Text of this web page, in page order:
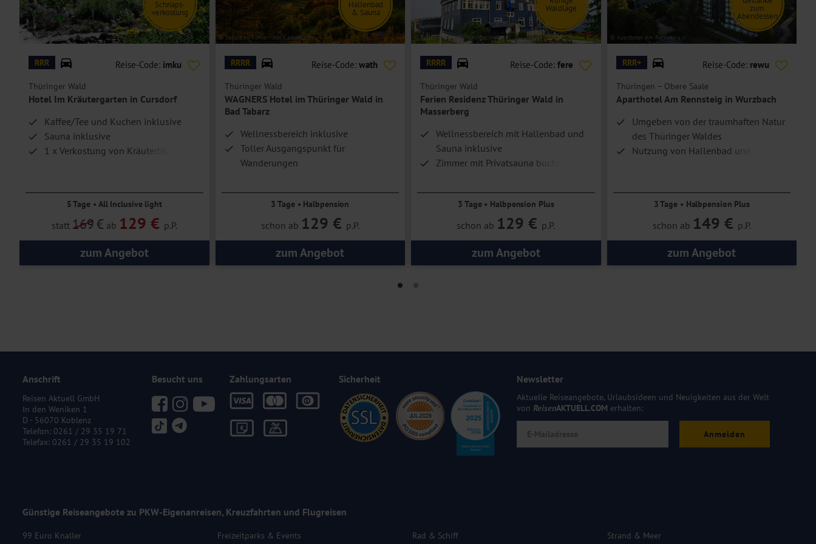
© Hotel Im Kräutergarten
Schnaps-
verkostung
RRR Reise-Code: imku
Thüringer Wald
Hotel Im Kräutergarten in Cursdorf
Kaffee/Tee und Kuchen inklusive
Sauna inklusive
1 x Verkostung von Kräuterlikören
5 Tage • All Inclusive light
statt 169€ ab 129 € p.P.
zum Angebot
© Sebastian Köhler - stock.adobe.com
Hallenbad
& Sauna
RRRR Reise-Code: wath
Thüringer Wald
WAGNERS Hotel im Thüringer Wald in
Bad Tabarz
Wellnessbereich inklusive
Toller Ausgangspunkt für
Wanderungen
3 Tage • Halbpension
schon ab 129 € p.P.
zum Angebot
© Ferien Residenz Thüringer Wald
Waldlage
RRRR Reise-Code: fere
Thüringer Wald
Ferien Residenz Thüringer Wald in
Masserberg
Wellnessbereich mit Hallenbad und
Sauna inklusive
Zimmer mit Privatsauna buchbar
3 Tage • Halbpension Plus
schon ab 129 € p.P.
zum Angebot
© Aparthotel Am Rennsteig
zum
Abendessen
RRR+ Reise-Code: rewu
Thüringen – Obere Saale
Aparthotel Am Rennsteig in Wurzbach
Umgeben von der traumhaften Natur
des Thüringer Waldes
Nutzung von Hallenbad und
3 Tage • Halbpension Plus
schon ab 149 € p.P.
zum Angebot
Anschrift
Reisen Aktuell GmbH
In den Weniken 1
D - 56070 Koblenz
Telefon: 0261 / 29 35 19 71
Telefax: 0261 / 29 35 19 102
Besucht uns Zahlungsarten Sicherheit Newsletter
Aktuelle Reiseangebote, Urlaubsideen und Neuigkeiten aus der Welt
von ReisenAKTUELL.COM erhalten:
Anmelden
Günstige Reiseangebote zu PKW-Eigenanreisen, Kreuzfahrten und Flugreisen
99 Euro Knaller
Freizeitparks & Events
Rad & Schiff
Strand & Meer